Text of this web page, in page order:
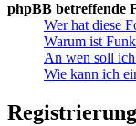
phpBB betreffende
Wer hat diese
Warum ist
An wen soll
Wie kann ich